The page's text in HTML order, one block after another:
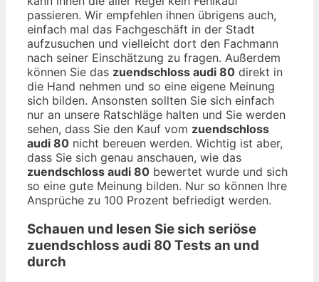
passieren. Wir empfehlen ihnen übrigens auch,
einfach mal das Fachgeschäft in der Stadt
aufzusuchen und vielleicht dort den Fachmann
nach seiner Einschätzung zu fragen. Außerdem
können Sie das zuendschloss audi 80 direkt in
die Hand nehmen und so eine eigene Meinung
sich bilden. Ansonsten sollten Sie sich einfach
nur an unsere Ratschläge halten und Sie werden
sehen, dass Sie den Kauf vom zuendschloss
audi 80 nicht bereuen werden. Wichtig ist aber,
dass Sie sich genau anschauen, wie das
zuendschloss audi 80 bewertet wurde und sich
so eine gute Meinung bilden. Nur so können Ihre
Ansprüche zu 100 Prozent befriedigt werden.
Schauen und lesen Sie sich seriöse
zuendschloss audi 80 Tests an und
durch